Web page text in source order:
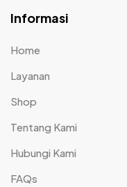
Informasi
Home
Layanan
Shop
Tentang Kami
Hubungi Kami
FAQs